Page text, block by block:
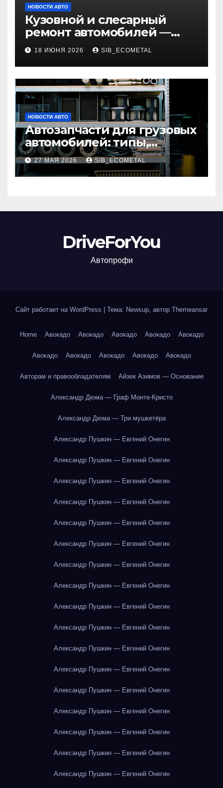
НОВОСТИ АВТО
Кузовной и слесарный
ремонт автомобилей —
наличие оригинальных
запчастей и типичные
сроки выполнения работ
18 ИЮНЯ 2026 SIB_ECOMETAL
НОВОСТИ АВТО
Автозапчасти для грузовых
автомобилей: типы,
совместимость и критерии
подбора
27 МАЯ 2026 SIB_ECOMETAL
DriveForYou
Автопрофи
Сайт работает на WordPress Тема: Newsup, автор Themeansar
Home Авокадо Авокадо Авокадо Авокадо Авокадо
Авокадо Авокадо Авокадо Авокадо Авокадо
Авторам и правообладателям Айзек Азимов — Основание
Александр Дюма — Граф Монте-Кристо
Александр Дюма — Три мушкетёра
Александр Пушкин — Евгений Онегин
Александр Пушкин — Евгений Онегин
Александр Пушкин — Евгений Онегин
Александр Пушкин — Евгений Онегин
Александр Пушкин — Евгений Онегин
Александр Пушкин — Евгений Онегин
Александр Пушкин — Евгений Онегин
Александр Пушкин — Евгений Онегин
Александр Пушкин — Евгений Онегин
Александр Пушкин — Евгений Онегин
Александр Пушкин — Евгений Онегин
Александр Пушкин — Евгений Онегин
Александр Пушкин — Евгений Онегин
Александр Пушкин — Евгений Онегин
Александр Пушкин — Евгений Онегин
Александр Пушкин — Евгений Онегин
Александр Пушкин — Евгений Онегин